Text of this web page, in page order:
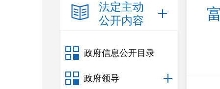
法定主动
公开内容
政府信息公开目录
政府领导